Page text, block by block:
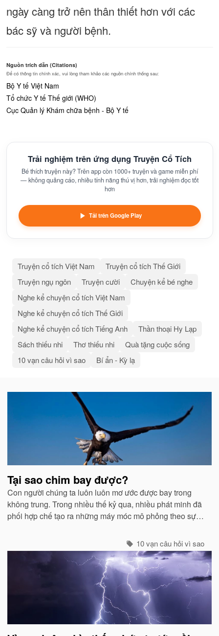
ngày càng trở nên thân thiết hơn với các
bác sỹ và người bệnh.
Nguồn trích dẫn (Citations)
Để có thông tin chính xác, vui lòng tham khảo các nguồn chính thống sau:
Bộ Y tế Việt Nam
Tổ chức Y tế Thế giới (WHO)
Cục Quản lý Khám chữa bệnh - Bộ Y tế
Trải nghiệm trên ứng dụng Truyện Cổ Tích
Bé thích truyện này? Trên app còn 1000+ truyện và game miễn phí
— không quảng cáo, nhiều tính năng thú vị hơn, trải nghiệm đọc tốt
hơn
Tải trên Google Play
Truyện cổ tích Việt Nam
Truyện cổ tích Thế Giới
Truyện ngụ ngôn
Truyện cười
Chuyện kể bé nghe
Nghe kể chuyện cổ tích Việt Nam
Nghe kể chuyện cổ tích Thế Giới
Nghe kể chuyện cổ tích Tiếng Anh
Thần thoại Hy Lạp
Sách thiếu nhi
Thơ thiếu nhi
Quà tặng cuộc sống
10 vạn câu hỏi vì sao
Bí ẩn - Kỳ lạ
Bài
liên
Tại sao chim bay được?
Con người chúng ta luôn luôn mơ ước được bay trong
không trung. Trong nhiều thế kỷ qua, nhiều phát minh đã
phối hợp chế tạo ra những máy móc mô phỏng theo sự
10 vạn câu hỏi vì sao